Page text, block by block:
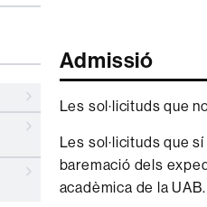
Admissió
Les sol·licituds que
Les sol·licituds que
baremació dels
acadèmica de la UAB.